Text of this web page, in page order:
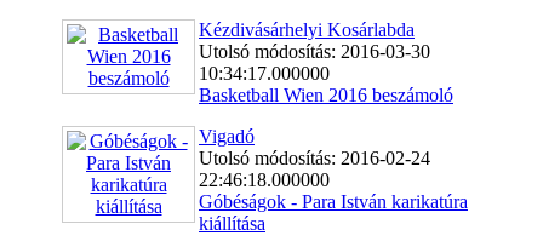
Kézdivásárhelyi Kosárlabda
Utolsó módosítás: 2016-03-30
10:34:17.000000
Basketball Wien 2016 beszámoló
Vigadó
Utolsó módosítás: 2016-02-24
22:46:18.000000
Góbéságok - Para István karikatúra
kiállítása